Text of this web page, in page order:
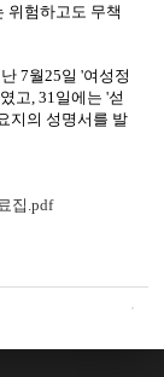
위험하고도 무책
7월25일 '여성정
고, 31일에는 '섣
지의 성명서를 발
집.pdf